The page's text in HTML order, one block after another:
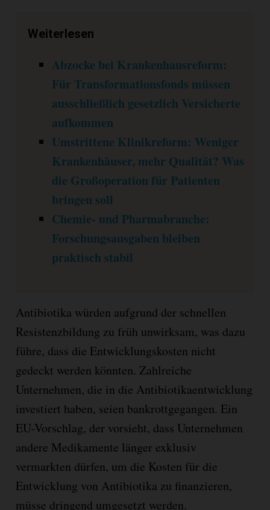
Weiterlesen
Abzocke bei Krankenhausreform:
Für Transformationsfonds müssen
ausschließlich gesetzlich Versicherte
aufkommen
Umstrittene Klinikreform: Weniger
Krankenhäuser, mehr Qualität? Was
die Großoperation für Patienten
bringen soll
Chemie- und Pharmabranche:
Forschungsausgaben bleiben
praktisch stabil
Antibiotika würden aufgrund der schnellen
Resistenzbildung zu früh unwirksam, was dazu
führe, dass die Entwicklungskosten nicht
gedeckt werden könnten. Zahlreiche
Unternehmen, die in die Antibiotikaentwicklung
investiert haben, seien bankrottgegangen. Ein
EU-Vorschlag, der vorsieht, dass Unternehmen
andere Medikamente länger exklusiv
vermarkten dürfen, um die Kosten für die
Entwicklung von Antibiotika zu finanzieren,
müsse dringend umgesetzt werden.